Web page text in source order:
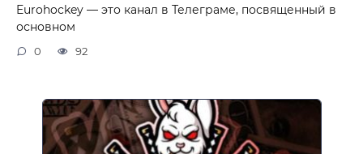
Eurohockey — это канал в Телеграме, посвященный в
основном
0 92